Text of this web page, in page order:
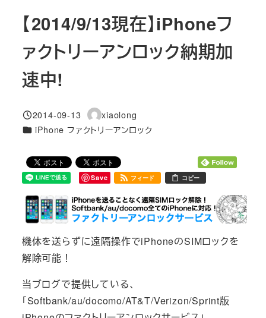
【2014/9/13現在】iPhoneフ
ァクトリーアンロック納期加
速中!
投稿日
2014-09-13
著
者
xiaolong
カテゴリー
iPhone ファクトリーアンロック
Save フィード コピー
機体を送らずに遠隔操作でiPhoneのSIMロックを
解除可能！
当ブログで提供している、
「Softbank/au/docomo/AT&T/Verizon/Sprint版